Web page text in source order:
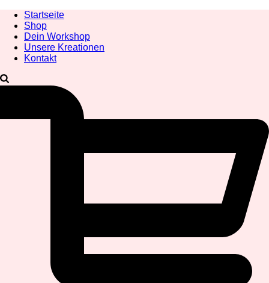
Startseite
Shop
Dein Workshop
Unsere Kreationen
Kontakt